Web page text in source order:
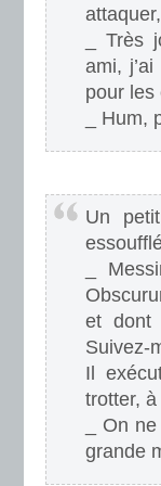
_ Très
ami,
pour
_ Hum,
Un
_
et dont
Suivez-
Il
trotter,
_ On
grande